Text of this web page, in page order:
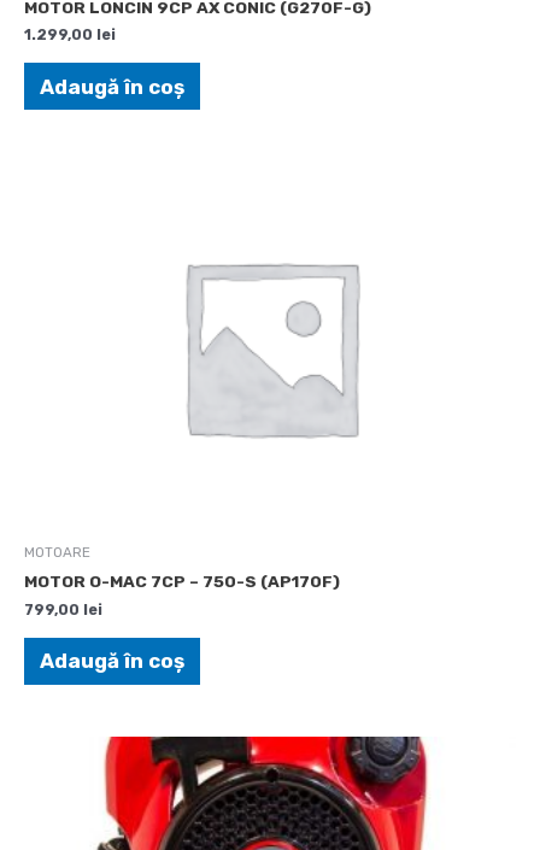
MOTOR LONCIN 9CP AX CONIC (G270F-G)
1.299,00 lei
Adaugă în coș
MOTOARE
MOTOR O-MAC 7CP – 750-S (AP170F)
799,00 lei
Adaugă în coș